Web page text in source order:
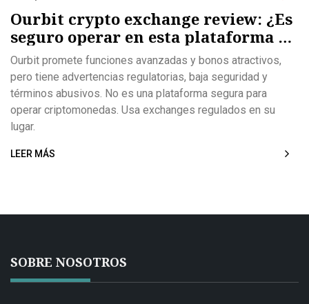
Ourbit crypto exchange review: ¿Es
seguro operar en esta plataforma de
criptomonedas?
Ourbit promete funciones avanzadas y bonos atractivos,
pero tiene advertencias regulatorias, baja seguridad y
términos abusivos. No es una plataforma segura para
operar criptomonedas. Usa exchanges regulados en su
lugar.
LEER MÁS
SOBRE NOSOTROS